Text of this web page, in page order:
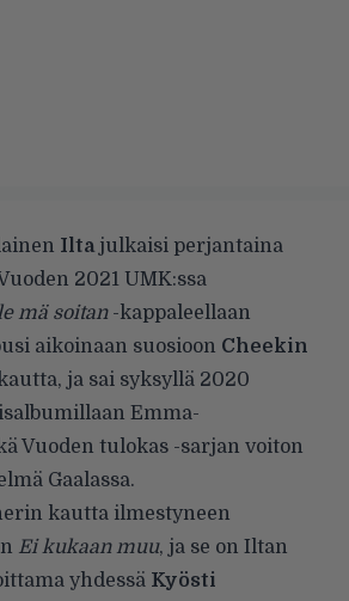
Ilta julkaisi perjantaina
2021 UMK:ssa
mä soitan-kappaleellaan
aikoinaan suosioon Cheekin
ja sai syksyllä 2020
Emma-
Vuoden tulokas -sarjan voiton
Gaalassa.
kautta ilmestyneen
Ei kukaan muu, ja se on Iltan
yhdessä Kyösti